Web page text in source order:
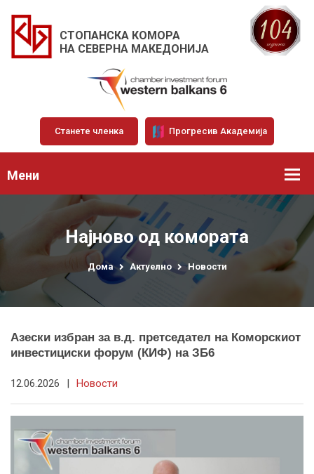
СТОПАНСКА КОМОРА
НА СЕВЕРНА МАКЕДОНИЈА
Станете членка Прогресив Академија
Мени
Најново од комората
Дома Актуелно Новости
Азески избран за в.д. претседател на Коморскиот
инвестициски форум (КИФ) на ЗБ6
12.06.2026 | Новости